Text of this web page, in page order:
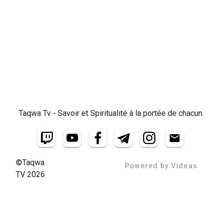
Taqwa Tv - Savoir et Spiritualité à la portée de chacun
©Taqwa
TV 2026
Powered by Videas